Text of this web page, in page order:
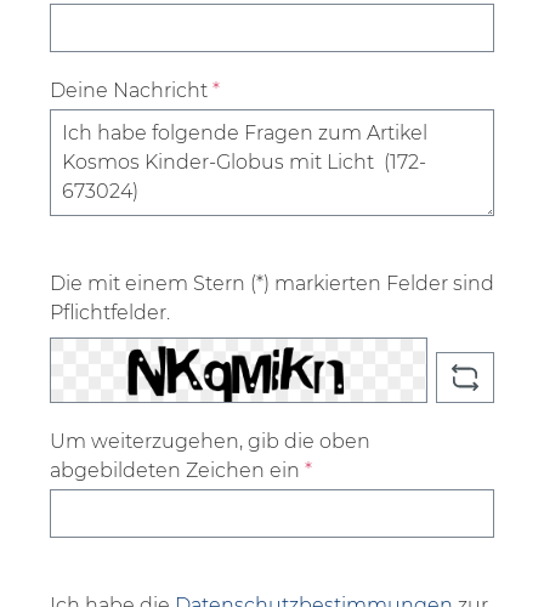
Deine Nachricht *
Die mit einem Stern (*) markierten Felder sind
Pflichtfelder.
Um weiterzugehen, gib die oben
abgebildeten Zeichen ein *